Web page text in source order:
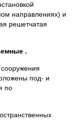
направлениях) и
решетчатая
.
под- и
по